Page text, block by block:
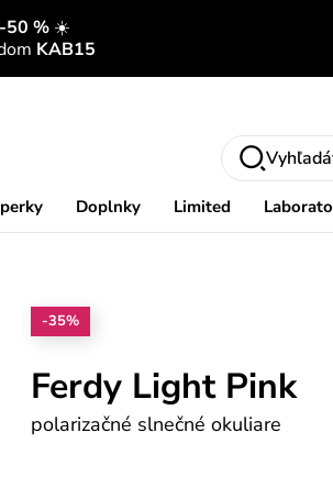
-50 % ☀️
KAB15
Doplnky Limited
-35%
Ferdy Light Pink
polarizačné slnečné okuliare